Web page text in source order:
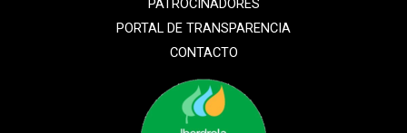
PATROCINADORES
PORTAL DE TRANSPARENCIA
CONTACTO